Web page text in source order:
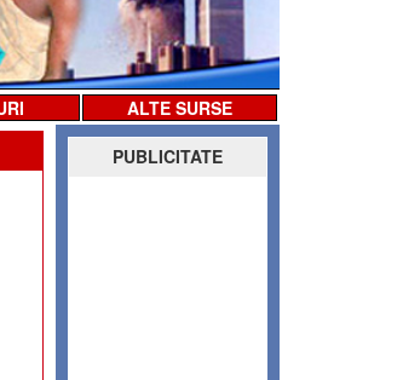
ALTE SURSE
PUBLICITATE